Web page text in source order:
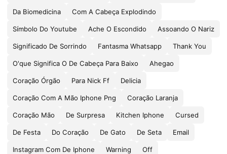
Da Biomedicina Com A Cabeça Explodindo
Símbolo Do Youtube Ache O Escondido Assoando O Nariz
Significado De Sorrindo Fantasma Whatsapp Thank You
O'que Significa O De Cabeça Para Baixo Ahegao
Coração Órgão Para Nick Ff Delicia
Coração Com A Mão Iphone Png Coração Laranja
Coração Mão De Surpresa Kitchen Iphone Cursed
De Festa Do Coração De Gato De Seta Email
Instagram Com De Iphone Warning Off